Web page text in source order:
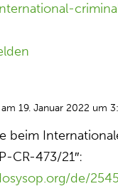
am 19. Januar 2022 um
beim
CR-473/21″:
de/